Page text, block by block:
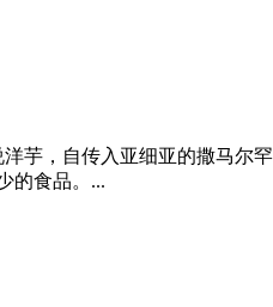
芋，自传入亚细亚的撒马尔
的食品。...